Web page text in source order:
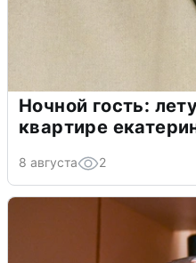
Ночной гость:
квартире
8 августа 2